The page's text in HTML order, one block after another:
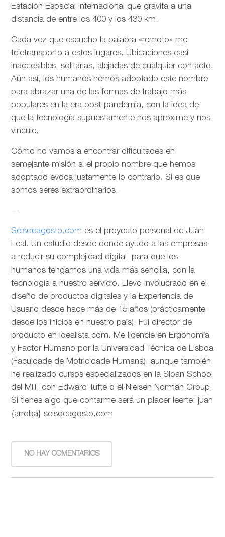
Estación Espacial Internacional que gravita a una
distancia de entre los 400 y los 430 km.
Cada vez que escucho la palabra «remoto» me
teletransporto a estos lugares. Ubicaciones casi
inaccesibles, solitarias, alejadas de cualquier contacto.
Aún así, los humanos hemos adoptado este nombre
para abrazar una de las formas de trabajo más
populares en la era post-pandemia, con la idea de
que la tecnología supuestamente nos aproxime y nos
vincule.
Cómo no vamos a encontrar dificultades en
semejante misión si el propio nombre que hemos
adoptado evoca justamente lo contrario. Si es que
somos seres extraordinarios.
—
Seisdeagosto.com es el proyecto personal de Juan
Leal. Un estudio desde donde ayudo a las empresas
a reducir su complejidad digital, para que los
humanos tengamos una vida más sencilla, con la
tecnología a nuestro servicio. Llevo involucrado en el
diseño de productos digitales y la Experiencia de
Usuario desde hace más de 15 años (prácticamente
desde los inicios en nuestro país). Fui director de
producto en idealista.com. Me licencié en Ergonomía
y Factor Humano por la Universidad Técnica de Lisboa
(Faculdade de Motricidade Humana), aunque también
he realizado cursos especializados en la Sloan School
del MIT, con Edward Tufte o el Nielsen Norman Group.
Si tienes algo que contarme será un placer leerte: juan
{arroba} seisdeagosto.com
NO HAY COMENTARIOS